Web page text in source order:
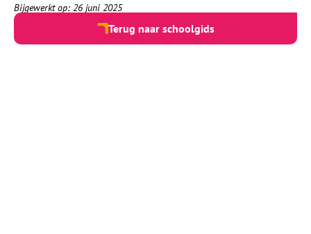
Bijgewerkt op: 26 juni 2025
Terug naar schoolgids